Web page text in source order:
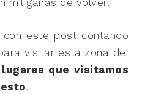
mil ganas de volver.
este post contando
visitar esta zona del
lugares que visitamos
.